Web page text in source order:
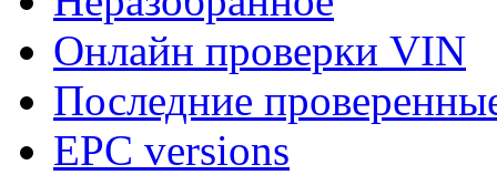
Онлайн проверки VIN
Последние
EPC versions